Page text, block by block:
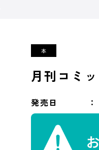
月刊コミ
発売日